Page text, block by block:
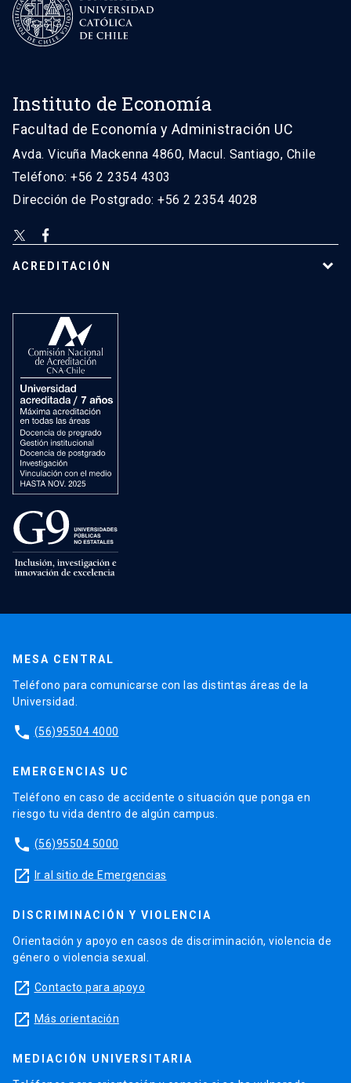
Instituto de Economía
Facultad de Economía y Administración UC
Avda. Vicuña Mackenna 4860, Macul. Santiago, Chile
Teléfono: +56 2 2354 4303
Dirección de Postgrado: +56 2 2354 4028
ACREDITACIÓN
MESA CENTRAL
Teléfono para comunicarse con las distintas áreas de la
Universidad.
phone (56)95504 4000
EMERGENCIAS UC
Teléfono en caso de accidente o situación que ponga en
riesgo tu vida dentro de algún campus.
phone (56)95504 5000
launch Ir al sitio de Emergencias
DISCRIMINACIÓN Y VIOLENCIA
Orientación y apoyo en casos de discriminación, violencia de
género o violencia sexual.
launch Contacto para apoyo
launch Más orientación
MEDIACIÓN UNIVERSITARIA